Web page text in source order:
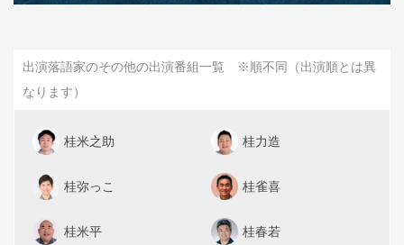
出演落語家のその他の出演番組一覧 ※順不同（出演順とは異
なります）
桂米之助 桂力造
桂弥っこ 桂雀喜
桂米平 桂春若